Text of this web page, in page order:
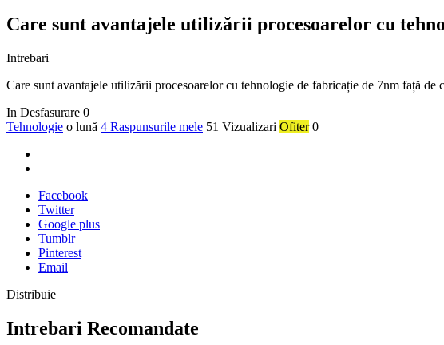
Care sunt avantajele utilizării procesoarelor cu
Intrebari
Care sunt avantajele utilizării procesoarelor cu tehnologie de fabricație de 7nm față de
In Desfasurare 0
Tehnologie o lună 4 Raspunsurile mele 51 Vizualizari Ofiter 0
Facebook
Twitter
Google plus
Tumblr
Pinterest
Email
Distribuie
Intrebari Recomandate